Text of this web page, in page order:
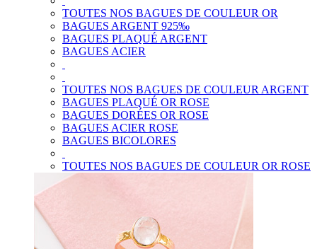
TOUTES NOS BAGUES DE COULEUR OR
BAGUES ARGENT 925‰
BAGUES PLAQUÉ ARGENT
BAGUES ACIER
TOUTES NOS BAGUES DE COULEUR ARGENT
BAGUES PLAQUÉ OR ROSE
BAGUES DORÉES OR ROSE
BAGUES ACIER ROSE
BAGUES BICOLORES
TOUTES NOS BAGUES DE COULEUR OR ROSE